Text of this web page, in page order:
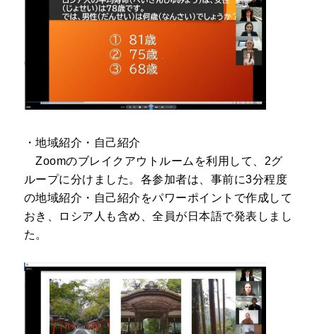
・地域紹介・自己紹介
Zoomのブレイクアウトルームを利用して、2グ
ループに分けました。各参加者は、事前に3分程度
の地域紹介・自己紹介をパワーポイントで作成して
おき、ロシア人も含め、全員が日本語で発表しまし
た。